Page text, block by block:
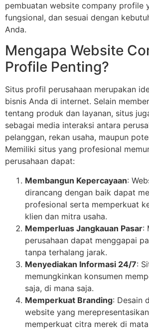
pembuatan website company profile
fungsional, dan sesuai dengan
Anda.
Mengapa Website
Profile Penting?
Situs profil perusahaan merupakan
bisnis Anda di internet. Selain
tentang produk dan layanan, situs
sebagai media interaksi antara
pelanggan, rekan usaha, maupun
Memiliki situs yang profesional
perusahaan dapat:
Membangun Kepercayaan:
dirancang dengan baik dapat
profesional serta memperkuat
klien dan mitra usaha.
Memperluas Jangkauan Pasar:
perusahaan dapat menggapai
tanpa terhalang jarak.
Menyediakan Informasi 24/7:
memungkinkan konsumen
saja, di mana saja.
Memperkuat Branding: Desain
website yang
memperkuat citra merek di